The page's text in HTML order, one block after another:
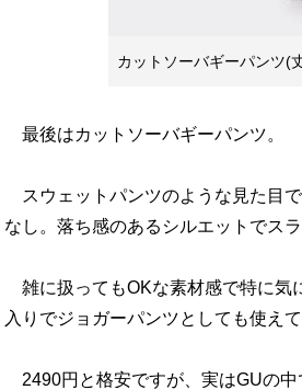
カットソーバギーパンツ(
最後はカットソーバギーパンツ。
スウェットパンツのような見た目
なし。落ち感のあるシルエットでス
雑に扱ってもOKな素材感で特に気
入りでジョガーパンツとしても使えて
2490円と格安ですが、実はGUの中